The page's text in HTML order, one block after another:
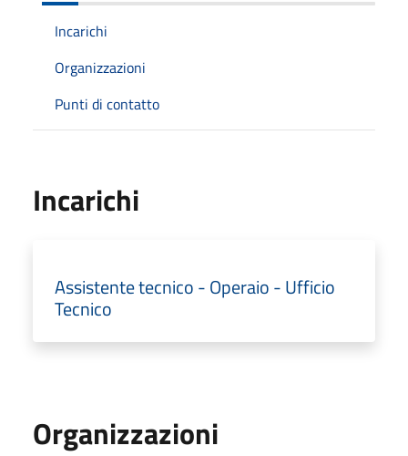
Incarichi
Organizzazioni
Punti di contatto
Incarichi
Assistente tecnico - Operaio - Ufficio
Tecnico
Organizzazioni